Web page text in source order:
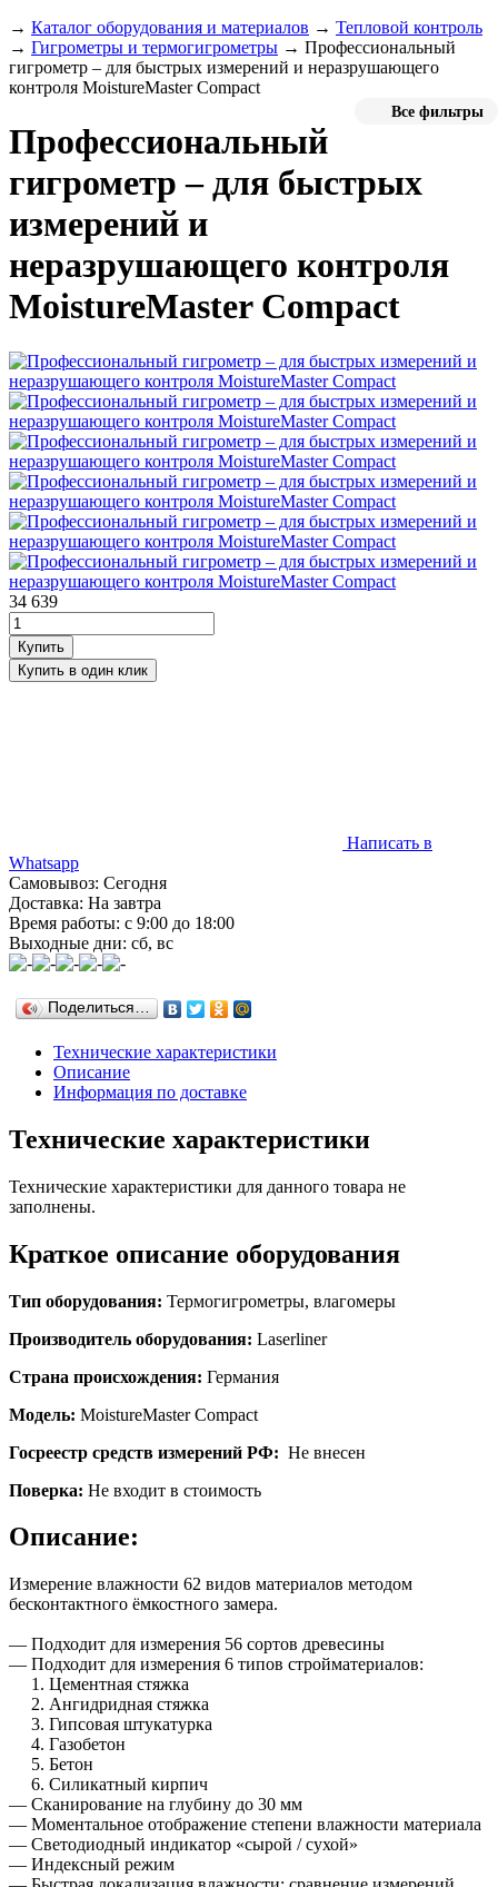
→ Каталог оборудования и материалов → Тепловой контроль
→ Гигрометры и термогигрометры → Профессиональный
гигрометр – для быстрых измерений и неразрушающего
контроля MoistureMaster Compact
Все фильтры
Профессиональный
гигрометр – для быстрых
измерений и
неразрушающего контроля
MoistureMaster Compact
34 639
Написать в
Whatsapp
Самовывоз: Сегодня
Доставка: На завтра
Время работы: с 9:00 до 18:00
Выходные дни: сб, вс
Поделиться…
Технические характеристики
Описание
Информация по доставке
Технические характеристики
Технические характеристики для данного товара не
заполнены.
Краткое описание оборудования
Тип оборудования: Термогигрометры, влагомеры
Производитель оборудования: Laserliner
Страна происхождения: Германия
Модель: MoistureMaster Compact
Госреестр средств измерений РФ: Не внесен
Поверка: Не входит в стоимость
Описание:
Измерение влажности 62 видов материалов методом
бесконтактного ёмкостного замера.
— Подходит для измерения 56 сортов древесины
— Подходит для измерения 6 типов стройматериалов:
1. Цементная стяжка
2. Ангидридная стяжка
3. Гипсовая штукатурка
4. Газобетон
5. Бетон
6. Силикатный кирпич
— Сканирование на глубину до 30 мм
— Моментальное отображение степени влажности материала
— Светодиодный индикатор «сырой / сухой»
— Индексный режим